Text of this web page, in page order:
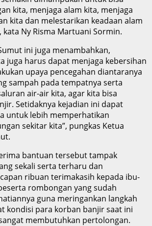
kita, menjaga alam kita, menjaga
kita dan melestarikan keadaan alam
kata Ny Risma Martuani Sormin.
ini juga menambahkan,
juga harus dapat menjaga kebersihan
upaya pencegahan diantaranya
sampah pada tempatnya serta
air-air kita, agar kita bisa
Setidaknya kejadian ini dapat
untuk lebih memperhatikan
sekitar kita”, pungkas Ketua
bantuan tersebut tampak
sekali serta terharu dan
ribuan terimakasih kepada ibu-
rombongan yang sudah
guna meringankan langkah
kondisi para korban banjir saat ini
membutuhkan pertolongan.